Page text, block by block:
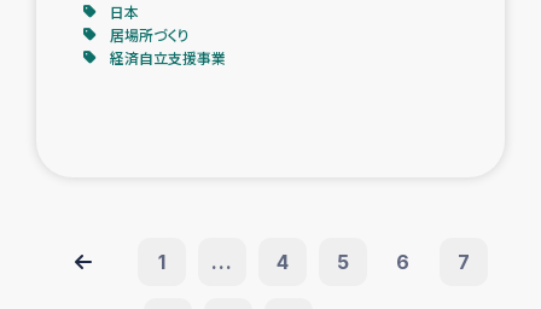
日本
居場所づくり
経済自立支援事業
1 ... 4 5 6 7